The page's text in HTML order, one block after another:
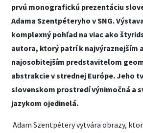
prvú monografickú prezentáciu
Adama Szentpéteryho v SNG.
komplexný pohľad na viac ako
autora, ktorý patrí k najvýraznejším
najosobitejším predstaviteľom
abstrakcie v strednej Európe. Jeho
slovenskom prostredí výnimočná a
jazykom ojedinelá.
Adam Szentpétery vytvára obrazy,